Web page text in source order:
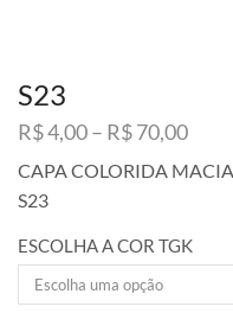
S23
R$4,00– R$70,00Faixa
R$
CAPA COLORIDA
S23
ESCOLHA A COR TGK